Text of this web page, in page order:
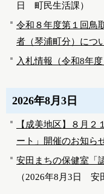
日
町民生活課）
令和８年度第１回鳥
者（琴浦町分）につ
入札情報（令和8年度
2026年8月3日
【成美地区】８月
ート」開催のお知ら
安田まちの保健室「
（2026年8月3日 安